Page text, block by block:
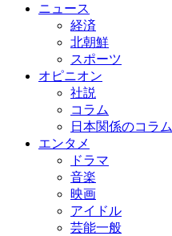
ニュース
経済
北朝鮮
スポーツ
オピニオン
社説
コラム
日本関係のコラム
エンタメ
ドラマ
音楽
映画
アイドル
芸能一般